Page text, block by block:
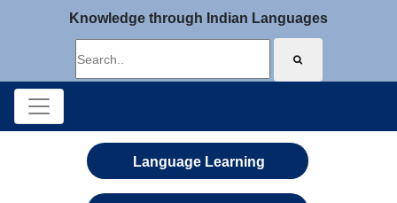
Knowledge through Indian Languages
Language Learning